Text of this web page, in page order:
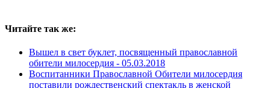
Читайте так же:
Вышел в свет буклет, посвященный православной
обители милосердия - 05.03.2018
Воспитанники Православной Обители милосердия
поставили рождественский спектакль в женской